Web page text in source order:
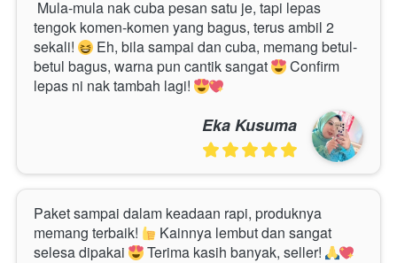
tengok komen-komen yang bagus, terus ambil 2
sekali!
Eh, bila sampai dan cuba, memang betul-
betul bagus, warna pun cantik sangat
Confirm
lepas ni nak tambah lagi!
Eka Kusuma
Paket sampai dalam keadaan rapi, produknya
memang terbaik!
Kainnya lembut dan sangat
selesa dipakai
Terima kasih banyak, seller!